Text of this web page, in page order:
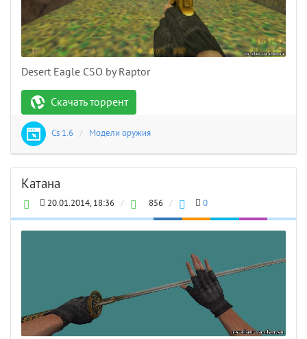
Desert Eagle CSO by Raptor
Скачать торрент
Cs 1.6 / Модели оружия
Катана
20.01.2014, 18:36 / 856 / 0